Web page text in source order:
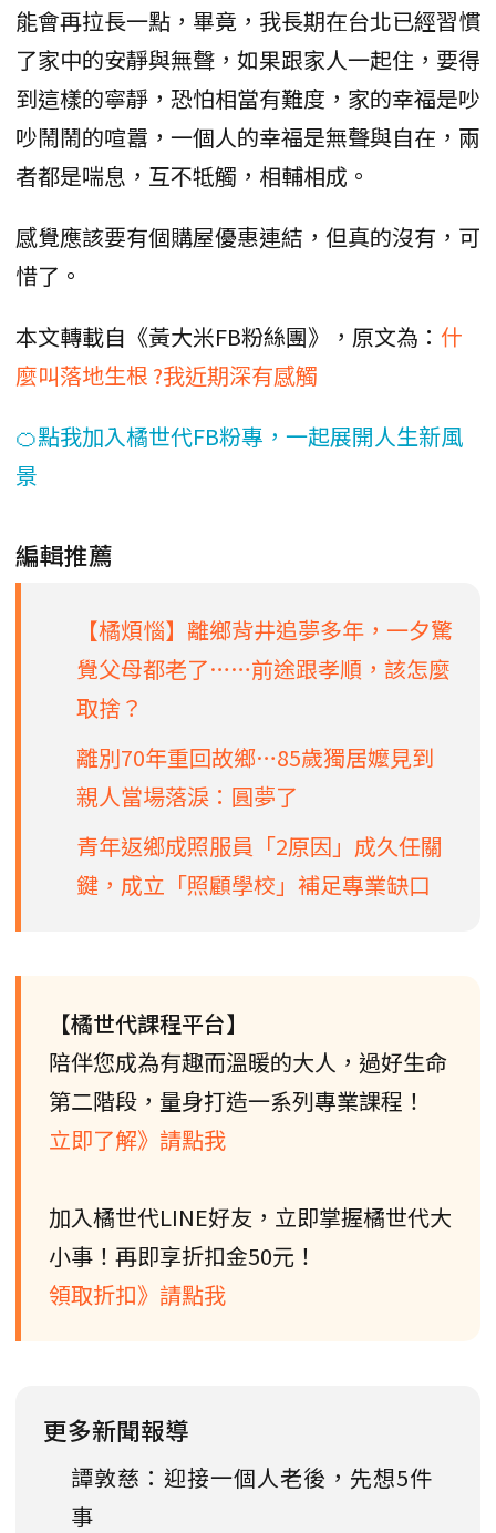
能會再拉長一點，畢竟，我長期在台北已經習慣
了家中的安靜與無聲，如果跟家人一起住，要得
到這樣的寧靜，恐怕相當有難度，家的幸福是吵
吵鬧鬧的喧囂，一個人的幸福是無聲與自在，兩
者都是喘息，互不牴觸，相輔相成。
感覺應該要有個購屋優惠連結，但真的沒有，可
惜了。
本文轉載自《黃大米FB粉絲團》，原文為： 什
麼叫落地生根 ?我近期深有感觸
🍊點我加入橘世代FB粉專，一起展開人生新風
景
編輯推薦
【橘煩惱】離鄉背井追夢多年，一夕驚
覺父母都老了……前途跟孝順，該怎麼
取捨？
離別70年重回故鄉…85歲獨居嬤見到
親人當場落淚：圓夢了
青年返鄉成照服員「2原因」成久任關
鍵，成立「照顧學校」補足專業缺口
【橘世代課程平台】
陪伴您成為有趣而溫暖的大人，過好生命
第二階段，量身打造一系列專業課程！
立即了解》請點我
加入橘世代LINE好友，立即掌握橘世代大
小事！再即享折扣金50元！
領取折扣》請點我
更多新聞報導
譚敦慈：迎接一個人老後，先想5件
事